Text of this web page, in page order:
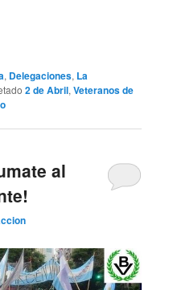
, Delegaciones, La
2 de Abril,Veteranos de
al